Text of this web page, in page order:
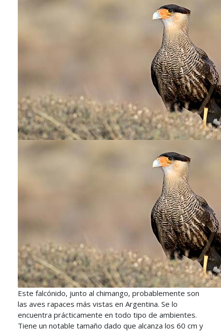
Este falcónido, junto al chimango, probablemente son
las aves rapaces más vistas en Argentina. Se lo
encuentra prácticamente en todo tipo de ambientes.
Tiene un notable tamaño dado que alcanza los 60 cm y